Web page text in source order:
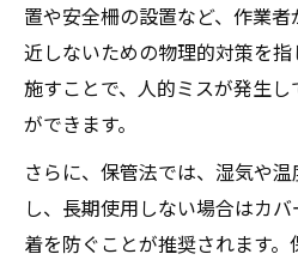
置や安全柵の設置など、作業
近しないための物理的対策を
施すことで、人的ミスが発生
ができます。
さらに、保管法では、湿気や
し、長期使用しない場合はカ
着を防ぐことが推奨されます